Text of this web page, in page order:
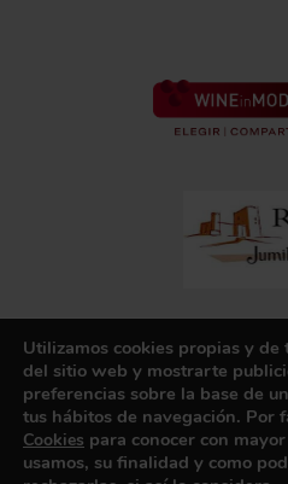
© CRDOP
Diseñado
Utilizamos cookies propias y
del sitio web y mostrarte
preferencias sobre la base de
tus hábitos de navegación. Por
Cookies para conocer con
usamos, su finalidad y como